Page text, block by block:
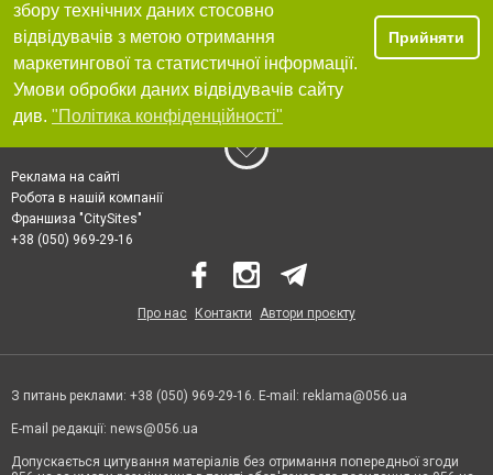
збору технічних даних стосовно
відвідувачів з метою отримання
маркетингової та статистичної інформації.
Умови обробки даних відвідувачів сайту
див. "Політика конфіденційності"
Прийняти
Реклама на сайті
Робота в нашій компанії
Франшиза "CitySites"
+38 (050) 969-29-16
Про нас Контакти Автори проєкту
З питань реклами: +38 (050) 969-29-16. E-mail: reklama@056.ua
E-mail редакції: news@056.ua
Допускається цитування матеріалів без отримання попередньої згоди